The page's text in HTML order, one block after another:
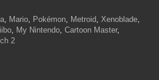
, Mario, Pokémon, Metroid, Xenoblade,
, My Nintendo, Cartoon Master,
2